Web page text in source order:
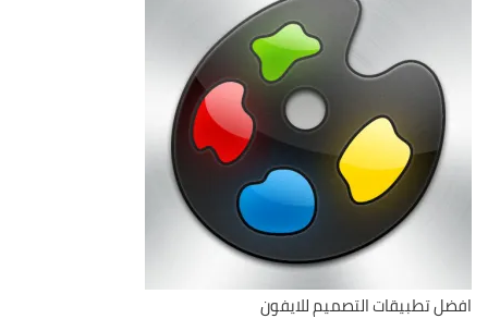
افضل تطبيقات التصميم للايفون